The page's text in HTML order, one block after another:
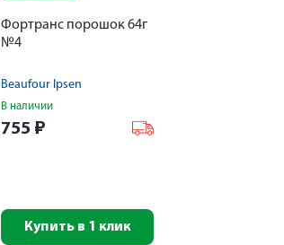
Фортранс порошок 64г
№4
Beaufour Ipsen
В наличии
755 ₽
Купить в 1 клик